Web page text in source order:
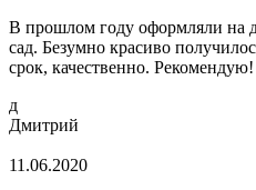
В прошлом году оформляли на
сад. Безумно красиво
срок, качественно. Рекомендую!
д
Дмитрий
11.06.2020